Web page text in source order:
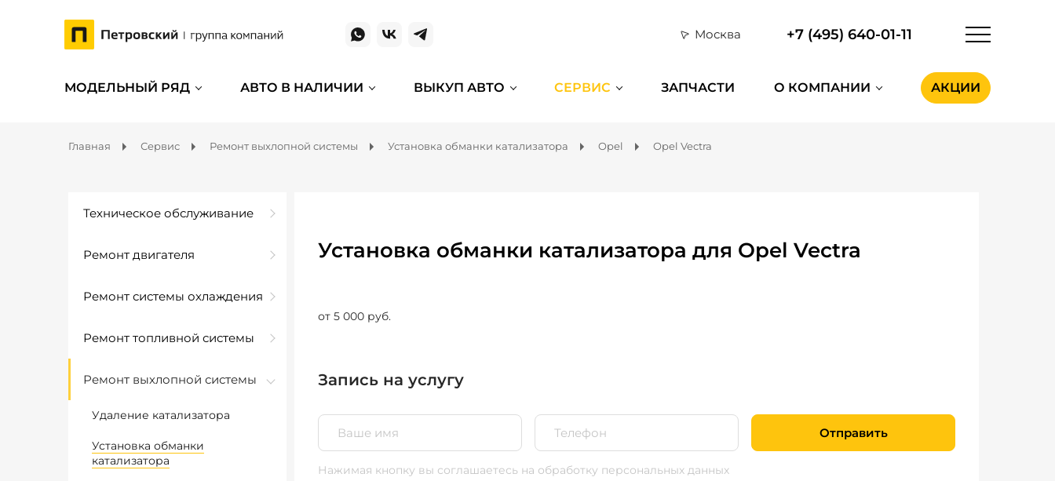
Москва +7 (495) 640-01-11
МОДЕЛЬНЫЙ РЯД АВТО В НАЛИЧИИ ВЫКУП АВТО СЕРВИС ЗАПЧАСТИ О КОМПАНИИ АКЦИИ
Главная Сервис Ремонт выхлопной системы Установка обманки катализатора Opel Opel Vectra
Техническое обслуживание
Ремонт двигателя
Ремонт системы охлаждения
Ремонт топливной системы
Ремонт выхлопной системы
Удаление катализатора
Установка обманки
катализатора
Установка обманки катализатора для Opel Vectra
от 5 000 руб.
Запись на услугу
Отправить
Нажимая кнопку вы соглашаетесь на обработку персональных данных